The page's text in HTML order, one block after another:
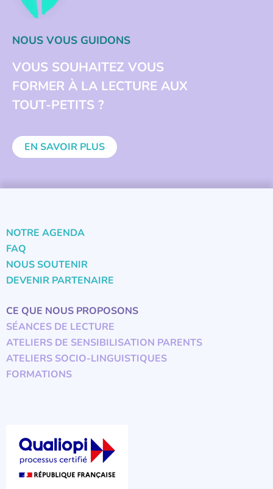
NOUS VOUS GUIDONS
VOUS SOUHAITEZ VOUS
FORMER À LA LECTURE AUX
TOUT-PETITS ?
EN SAVOIR PLUS
NOTRE AGENDA
FAQ
NOUS SOUTENIR
DEVENIR PARTENAIRE
CE QUE NOUS PROPOSONS
SÉANCES DE LECTURE
ATELIERS DE SENSIBILISATION PARENTS
ATELIERS SOCIO-LINGUISTIQUES
FORMATIONS